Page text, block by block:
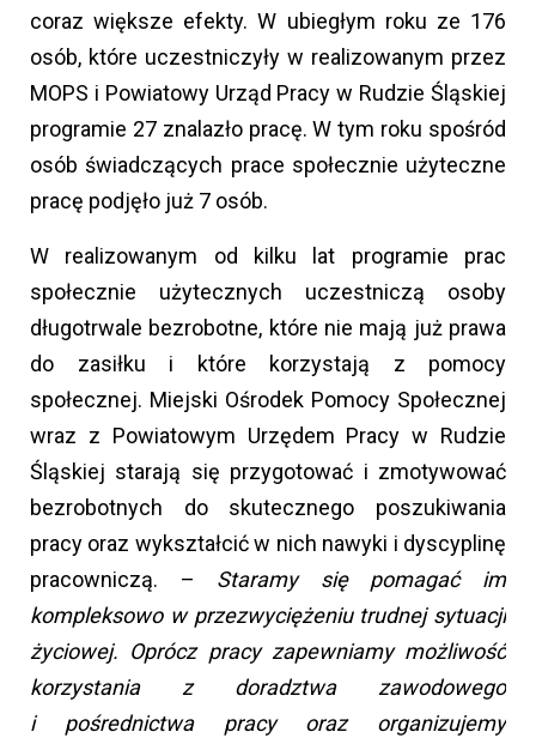
coraz większe efekty. W ubiegłym roku ze 176
osób, które uczestniczyły w realizowanym przez
MOPS i Powiatowy Urząd Pracy w Rudzie Śląskiej
programie 27 znalazło pracę. W tym roku spośród
osób świadczących prace społecznie użyteczne
pracę podjęło już 7 osób.
W realizowanym od kilku lat programie prac
społecznie użytecznych uczestniczą osoby
długotrwale bezrobotne, które nie mają już prawa
do zasiłku i które korzystają z pomocy
społecznej. Miejski Ośrodek Pomocy Społecznej
wraz z Powiatowym Urzędem Pracy w Rudzie
Śląskiej starają się przygotować i zmotywować
bezrobotnych do skutecznego poszukiwania
pracy oraz wykształcić w nich nawyki i dyscyplinę
pracowniczą. – Staramy się pomagać im
kompleksowo w przezwyciężeniu trudnej sytuacji
życiowej. Oprócz pracy zapewniamy możliwość
korzystania z doradztwa zawodowego
i pośrednictwa pracy oraz organizujemy